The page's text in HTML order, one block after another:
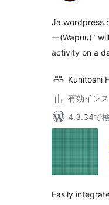
ー(Wapuu)"
activity on a
Kunitoshi
有効イン
4.3.34で
Easily